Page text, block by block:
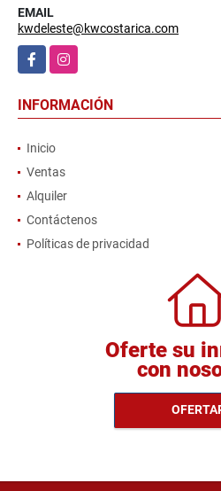
EMAIL
kwdeleste@kwcostarica.com
FacebookInstagram
INFORMACIÓN
Inicio
Ventas
Alquiler
Contáctenos
Políticas de privacidad
Oferte su
con